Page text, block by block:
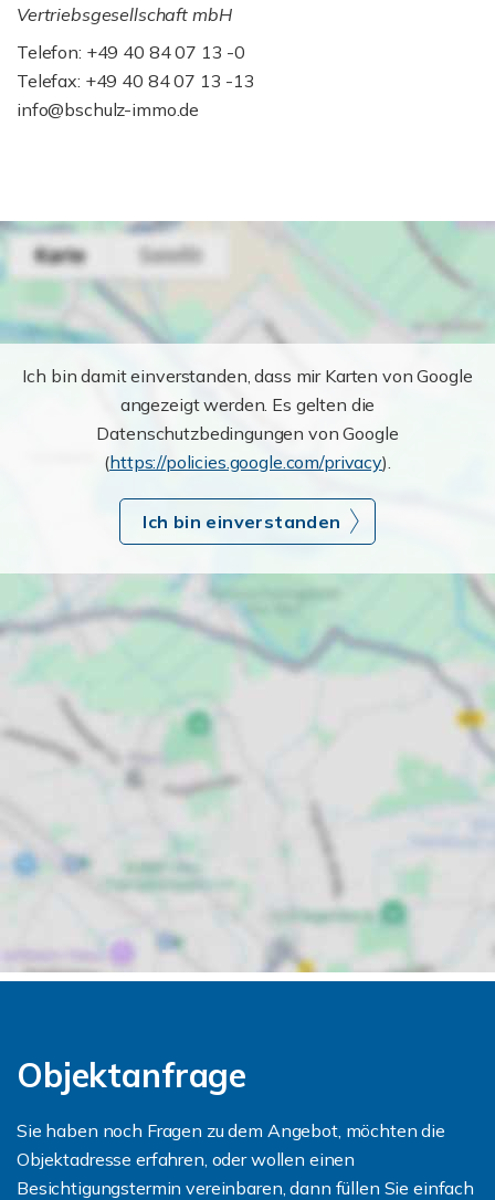
Vertriebsgesellschaft mbH
Telefon: +49 40 84 07 13 -0
Telefax: +49 40 84 07 13 -13
info@bschulz-immo.de
Ich bin damit einverstanden, dass mir Karten von Google
angezeigt werden. Es gelten die
Datenschutzbedingungen von Google
(https://policies.google.com/privacy).
Ich bin einverstanden
Objektanfrage
Sie haben noch Fragen zu dem Angebot, möchten die
Objektadresse erfahren, oder wollen einen
Besichtigungstermin vereinbaren, dann füllen Sie einfach